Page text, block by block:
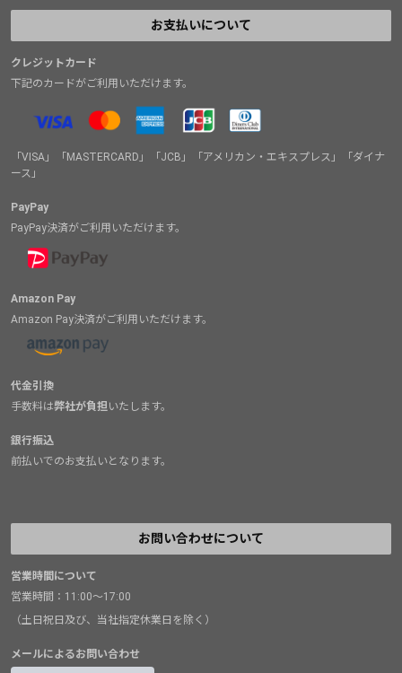
お支払いについて
クレジットカード
下記のカードがご利用いただけます。
「VISA」「MASTERCARD」「JCB」「アメリカン・エキスプレス」「ダイナ
ース」
PayPay
PayPay決済がご利用いただけます。
Amazon Pay
Amazon Pay決済がご利用いただけます。
代金引換
手数料は弊社が負担いたします。
銀行振込
前払いでのお支払いとなります。
お問い合わせについて
営業時間について
営業時間：11:00～17:00
（土日祝日及び、当社指定休業日を除く）
メールによるお問い合わせ